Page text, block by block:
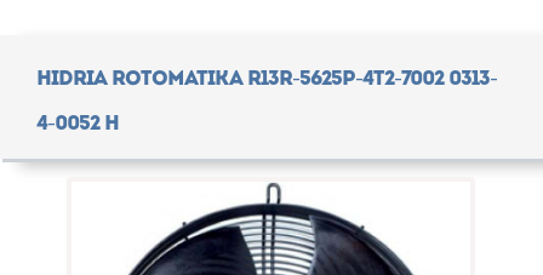
Hidria Rotomatika R13R-5625P-4T2-7002 0313-
4-0052 Н